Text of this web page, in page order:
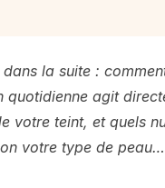
la suite :
quotidienne agit
votre teint, et quels
votre type de peau…